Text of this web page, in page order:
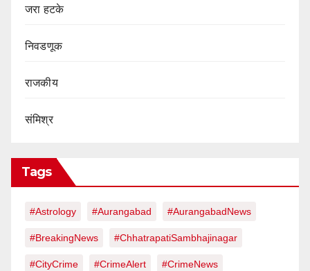
जरा हटके
निवडणूक
राजकीय
संमिश्र
Tags
#Astrology #Aurangabad #AurangabadNews
#BreakingNews #ChhatrapatiSambhajinagar
#CityCrime #CrimeAlert #CrimeNews